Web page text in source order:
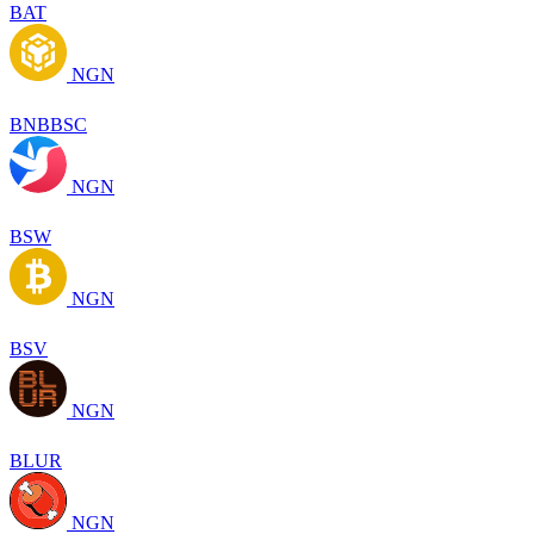
BAT
NGN
BNBBSC
NGN
BSW
NGN
BSV
NGN
BLUR
NGN